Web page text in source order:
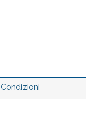
Condizioni